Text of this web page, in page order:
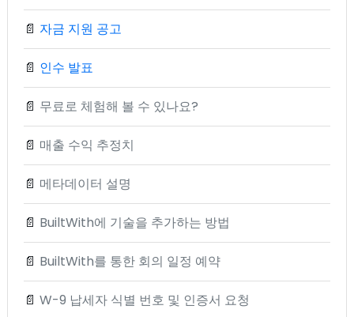
📄 자금 지원 공고
📄 인수 발표
📄 무료로 체험해 볼 수 있나요?
📄 매출 수익 추정치
📄 메타데이터 설명
📄 BuiltWith에 기술을 추가하는 방법
📄 BuiltWith를 통한 회의 일정 예약
📄 W-9 납세자 식별 번호 및 인증서 요청